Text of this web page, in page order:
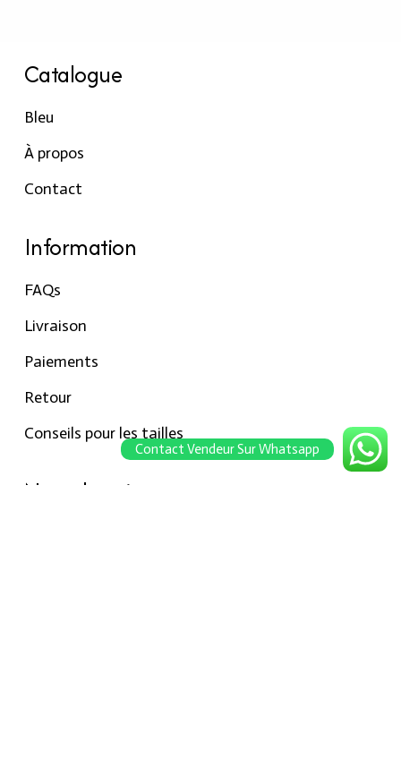
Catalogue
Bleu
À propos
Contact
Information
FAQs
Livraison
Paiements
Retour
Conseils pour les tailles
Notre boutique
Contact Vendeur Sur Whatsapp